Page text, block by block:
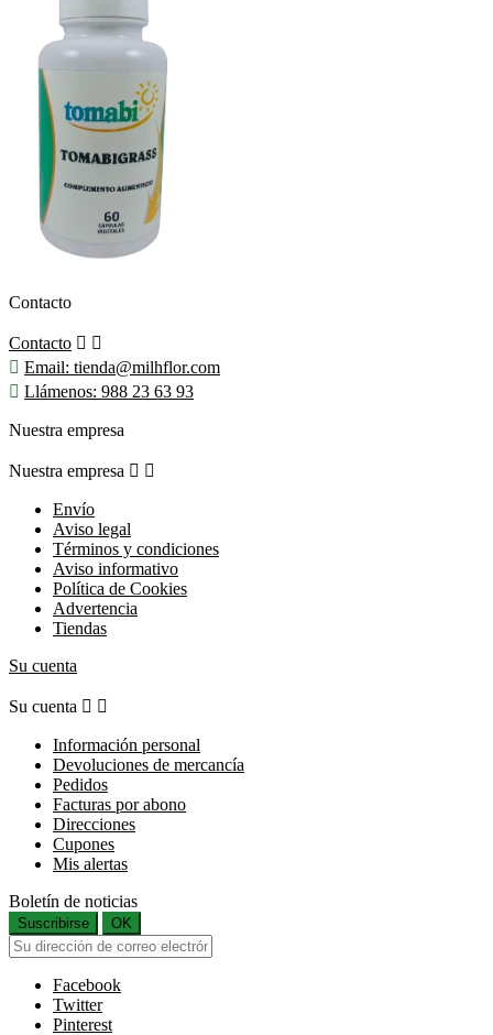
Contacto
Contacto  
 Email: tienda@milhflor.com
 Llámenos: 988 23 63 93
Nuestra empresa
Nuestra empresa  
Envío
Aviso legal
Términos y condiciones
Aviso informativo
Política de Cookies
Advertencia
Tiendas
Su cuenta
Su cuenta  
Información personal
Devoluciones de mercancía
Pedidos
Facturas por abono
Direcciones
Cupones
Mis alertas
Boletín de noticias
Suscribirse OK
Facebook
Twitter
Pinterest